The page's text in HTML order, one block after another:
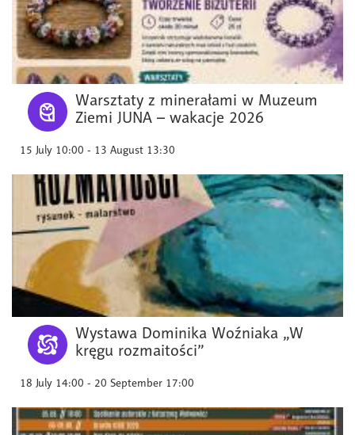
Warsztaty z minerałami w Muzeum
Ziemi JUNA – wakacje 2026
15 July 10:00 - 13 August 13:30
Wystawa Dominika Woźniaka „W
kręgu rozmaitości”
18 July 14:00 - 20 September 17:00